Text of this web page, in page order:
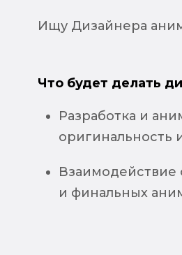
Ищу Дизайнера
Что будет делать
Разработка и
оригинальность
Взаимодействие
и финальных